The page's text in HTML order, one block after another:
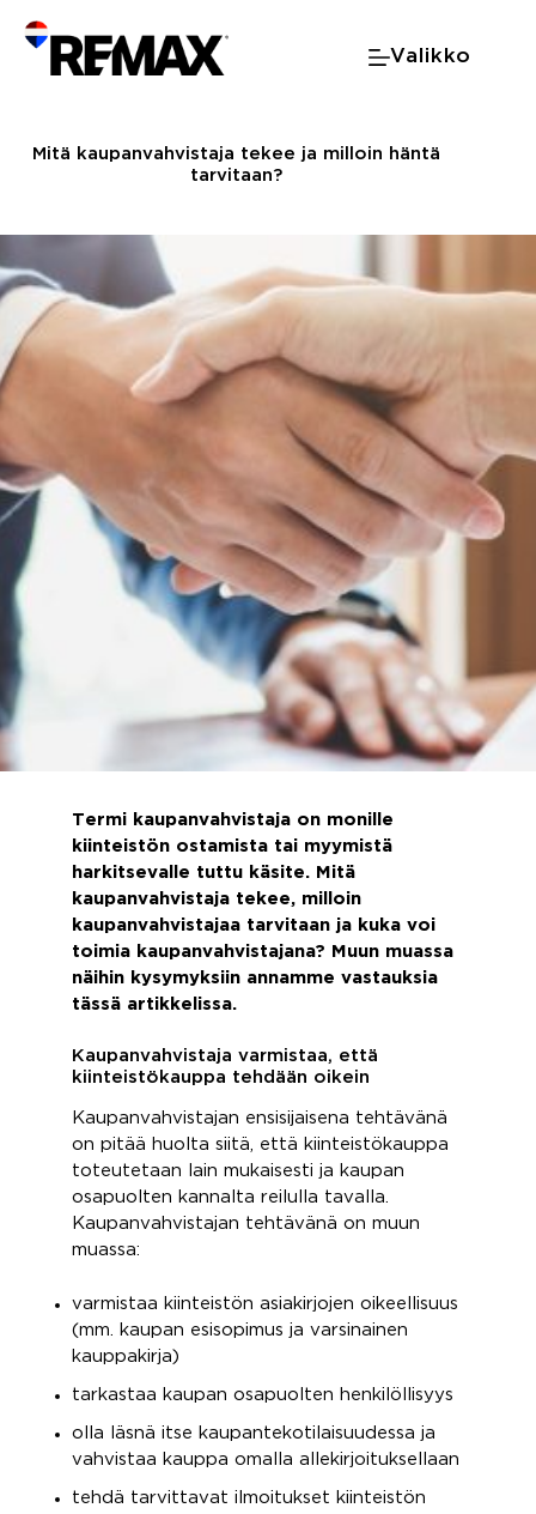
content
Valikko
Mitä kaupanvahvistaja tekee ja milloin häntä
tarvitaan?
Termi kaupanvahvistaja on monille
kiinteistön ostamista tai myymistä
harkitsevalle tuttu käsite. Mitä
kaupanvahvistaja tekee, milloin
kaupanvahvistajaa tarvitaan ja kuka voi
toimia kaupanvahvistajana? Muun muassa
näihin kysymyksiin annamme vastauksia
tässä artikkelissa.
Kaupanvahvistaja varmistaa, että
kiinteistökauppa tehdään oikein
Kaupanvahvistajan ensisijaisena tehtävänä
on pitää huolta siitä, että kiinteistökauppa
toteutetaan lain mukaisesti ja kaupan
osapuolten kannalta reilulla tavalla.
Kaupanvahvistajan tehtävänä on muun
muassa:
varmistaa kiinteistön asiakirjojen oikeellisuus
(mm. kaupan esisopimus ja varsinainen
kauppakirja)
tarkastaa kaupan osapuolten henkilöllisyys
olla läsnä itse kaupantekotilaisuudessa ja
vahvistaa kauppa omalla allekirjoituksellaan
tehdä tarvittavat ilmoitukset kiinteistön